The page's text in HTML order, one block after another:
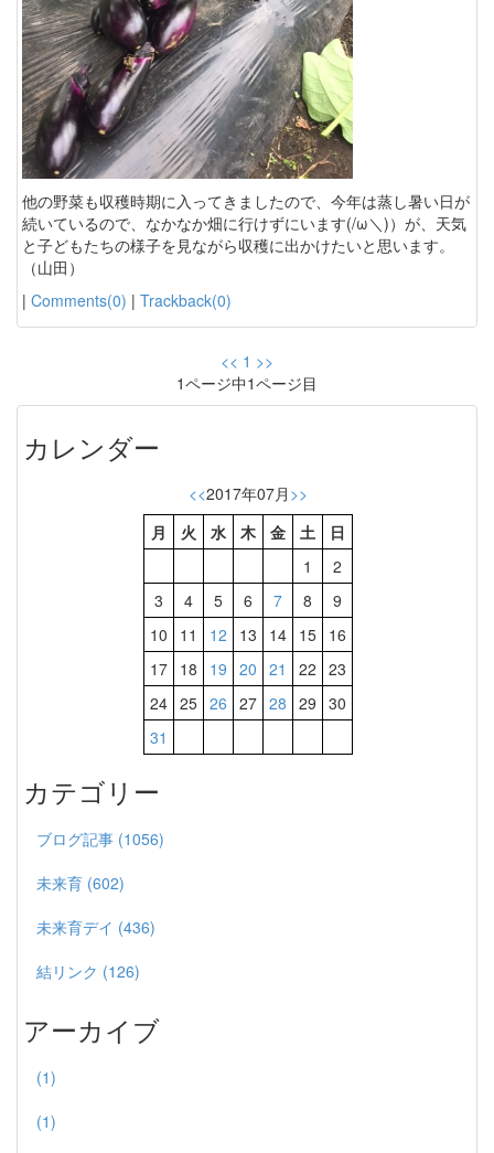
他の野菜も収穫時期に入ってきましたので、今年は蒸し暑い日が
続いているので、なかなか畑に行けずにいます(/ω＼)）が、天気
と子どもたちの様子を見ながら収穫に出かけたいと思います。
（山田）
| Comments(0) | Trackback(0)
<< 1 >>
1ページ中1ページ目
カレンダー
<<2017年07月 >>
月
火 水 木 金 土
日
1
2
3
4 5 6 7 8
9
10
11 12 13 14 15
16
17
18 19 20 21 22 23
24 25 26 27 28 29 30
31
カテゴリー
ブログ記事 (1056)
未来育 (602)
未来育デイ (436)
結リンク (126)
アーカイブ
(1)
(1)